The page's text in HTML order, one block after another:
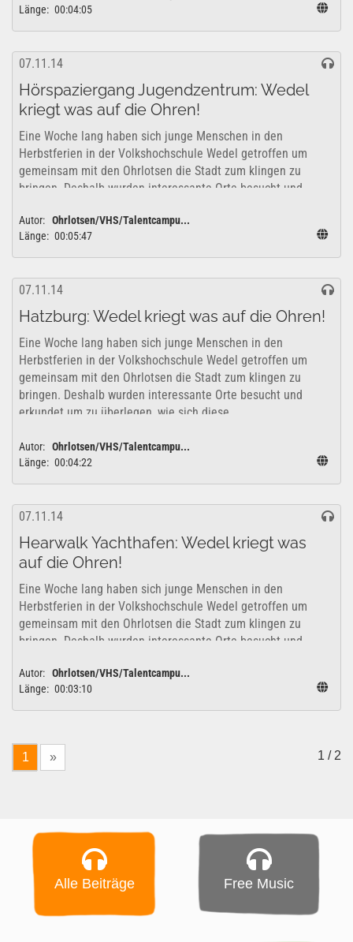
Länge: 00:04:05
07.11.14
Hörspaziergang Jugendzentrum: Wedel
kriegt was auf die Ohren!
Eine Woche lang haben sich junge Menschen in den
Herbstferien in der Volkshochschule Wedel getroffen um
gemeinsam mit den Ohrlotsen die Stadt zum klingen zu
bringen. Deshalb wurden interessante Orte besucht und
Autor: Ohrlotsen/VHS/Talentcampu...
Länge: 00:05:47
07.11.14
Hatzburg: Wedel kriegt was auf die Ohren!
Eine Woche lang haben sich junge Menschen in den
Herbstferien in der Volkshochschule Wedel getroffen um
gemeinsam mit den Ohrlotsen die Stadt zum klingen zu
bringen. Deshalb wurden interessante Orte besucht und
erkundet um zu überlegen, wie sich diese...
Autor: Ohrlotsen/VHS/Talentcampu...
Länge: 00:04:22
07.11.14
Hearwalk Yachthafen: Wedel kriegt was
auf die Ohren!
Eine Woche lang haben sich junge Menschen in den
Herbstferien in der Volkshochschule Wedel getroffen um
gemeinsam mit den Ohrlotsen die Stadt zum klingen zu
bringen. Deshalb wurden interessante Orte besucht und
Autor: Ohrlotsen/VHS/Talentcampu...
Länge: 00:03:10
1 » 1 / 2
Alle Beiträge Free Music